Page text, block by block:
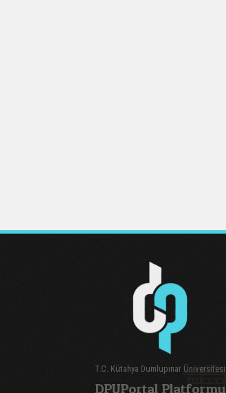
T.C. Kütahya Dumlupınar Üniversitesi
DPUPortal Platformu